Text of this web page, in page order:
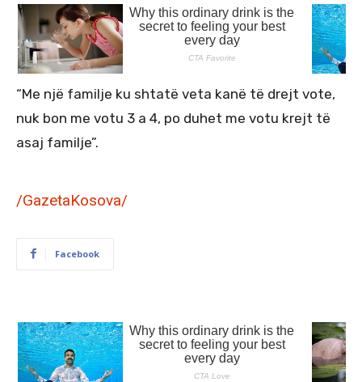
“Me një familje ku shtatë veta kanë të drejt vote,
nuk bon me votu 3 a 4, po duhet me votu krejt të
asaj familje”.
/GazetaKosova/
Facebook